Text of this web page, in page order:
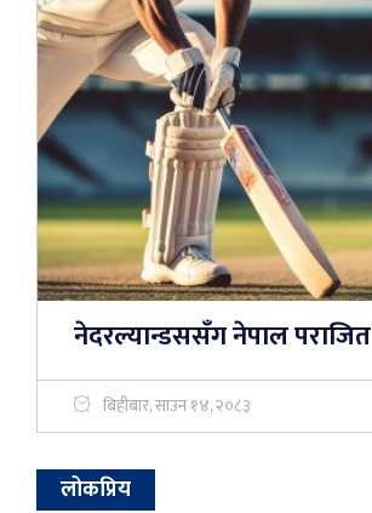
नेदरल्यान्डससँग नेपाल पराजित
बिहीबार, साउन १४, २०८३
लोकप्रिय